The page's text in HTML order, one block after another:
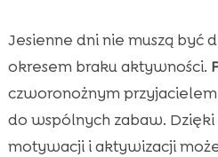
Jesienne dni nie muszą być
okresem braku aktywności.
czworonożnym
do wspólnych zabaw.
motywacji i aktywizacji